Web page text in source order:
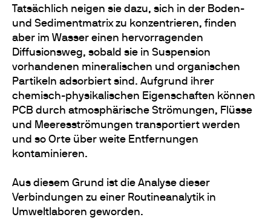
Tatsächlich neigen sie dazu, sich in der Boden-
und Sedimentmatrix zu konzentrieren, finden
aber im Wasser einen hervorragenden
Diffusionsweg, sobald sie in Suspension
vorhandenen mineralischen und organischen
Partikeln adsorbiert sind. Aufgrund ihrer
chemisch-physikalischen Eigenschaften können
PCB durch atmosphärische Strömungen, Flüsse
und Meeresströmungen transportiert werden
und so Orte über weite Entfernungen
kontaminieren.
Aus diesem Grund ist die Analyse dieser
Verbindungen zu einer Routineanalytik in
Umweltlaboren geworden.